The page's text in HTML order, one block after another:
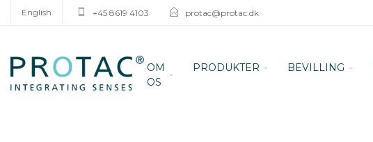
English +45 8619 4103 protac@protac.dk
OM
OS
PRODUKTER BEVILLING